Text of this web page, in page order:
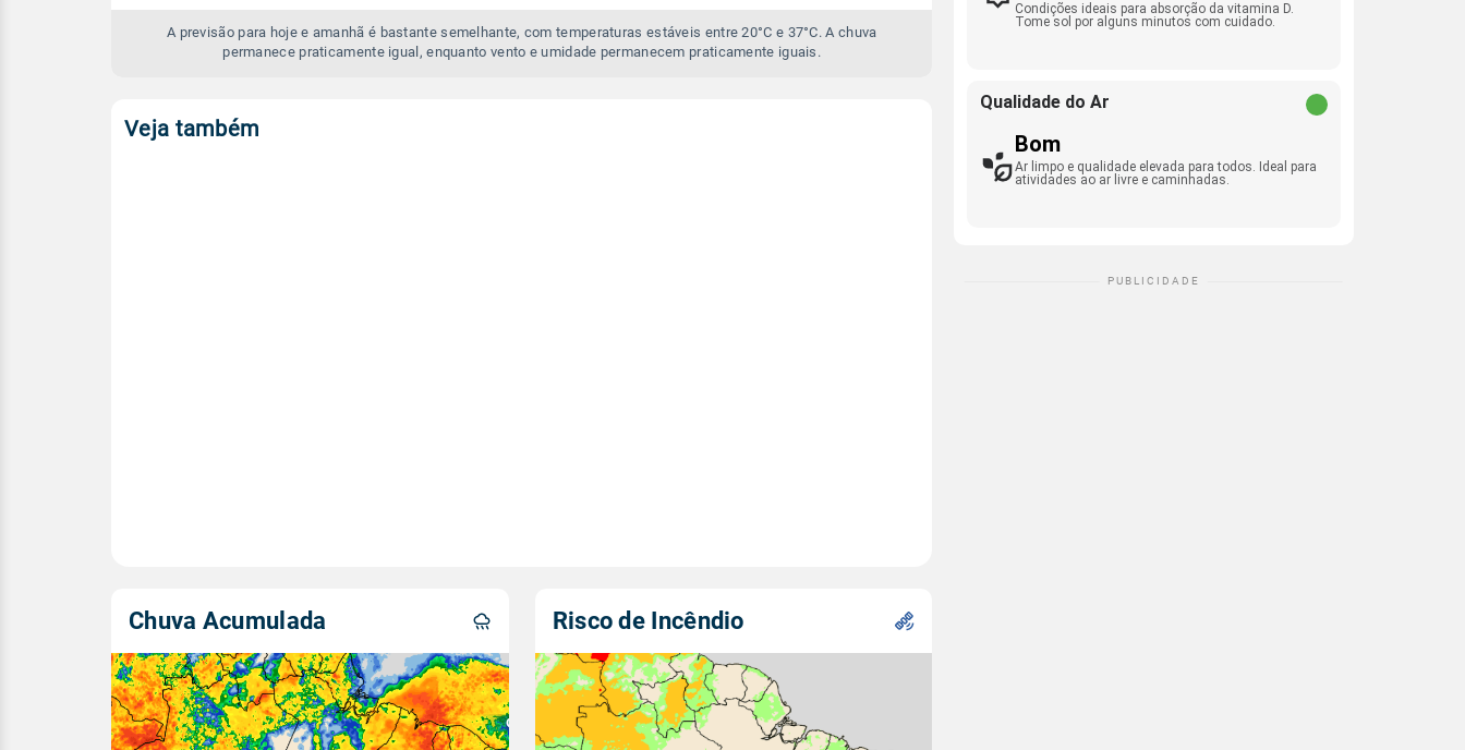
A previsão para hoje e amanhã é bastante semelhante, com temperaturas estáveis entre 20°C e 37°C. A chuva
permanece praticamente igual, enquanto vento e umidade permanecem praticamente iguais.
Veja também
Chuva Acumulada Risco de Incêndio
Condições ideais para absorção da vitamina D.
Tome sol por alguns minutos com cuidado.
Qualidade do Ar
Bom
Ar limpo e qualidade elevada para todos. Ideal para
atividades ao ar livre e caminhadas.